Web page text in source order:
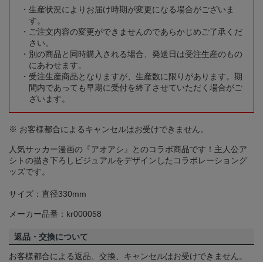
生産状況によりお届け時期が変更になる場合がございま
す。
ご注文内容の変更ができませんのであらかじめご了承くだ
さい。
別の商品と同時購入される場合、発送日は受注生産のもの
にあわせます。
受注生産商品となりますが、生産数に限りがあります。期
間内であっても早期に受付を終了させていただく場合がご
ざいます。
※ お客様都合によるキャンセルはお受けできません。
人気サッカー漫画の『アオアシ』とのコラボ商品です！主人公ア
シトの描き下ろしビジュアルをデザインしたコラボレーショング
ッズです。
サイズ：直径330mm
メーカー品番：kr000058
返品・交換について
お客様都合による返品、交換、キャンセルはお受けできません。